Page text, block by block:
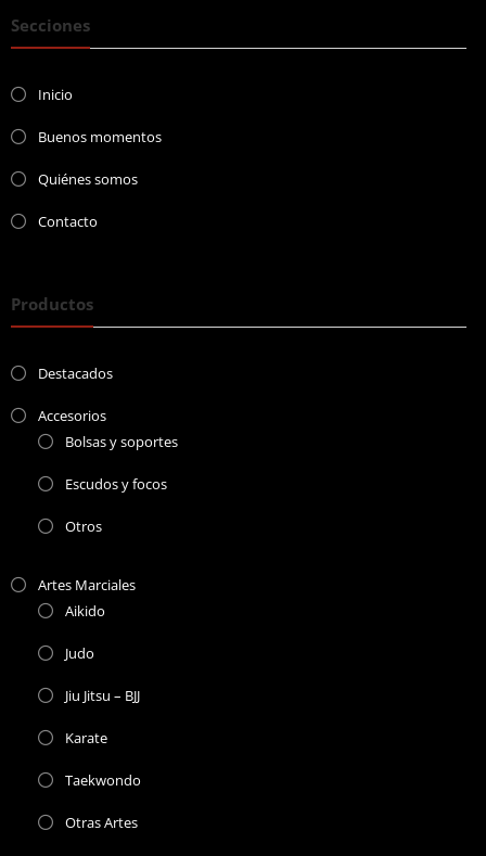
Secciones
Inicio
Buenos momentos
Quiénes somos
Contacto
Productos
Destacados
Accesorios
Bolsas y soportes
Escudos y focos
Otros
Artes Marciales
Aikido
Judo
Jiu Jitsu – BJJ
Karate
Taekwondo
Otras Artes